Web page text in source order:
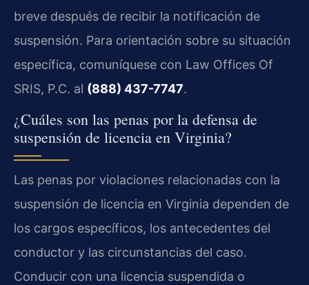
breve después de recibir la notificación de
suspensión. Para orientación sobre su situación
específica, comuníquese con Law Offices Of
SRIS, P.C. al (888) 437-7747.
¿Cuáles son las penas por la defensa de
suspensión de licencia en Virginia?
Las penas por violaciones relacionadas con la
suspensión de licencia en Virginia dependen de
los cargos específicos, los antecedentes del
conductor y las circunstancias del caso.
Conducir con una licencia suspendida o